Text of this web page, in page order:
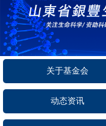
关于基金会
动态资讯